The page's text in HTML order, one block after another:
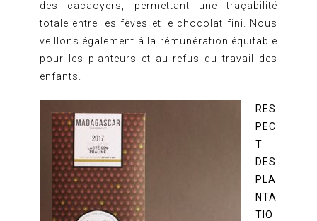
des cacaoyers, permettant une traçabilité
totale entre les fèves et le chocolat fini. Nous
veillons également à la rémunération équitable
pour les planteurs et au refus du travail des
enfants.
RES
PEC
T
DES
PLA
NTA
TIO